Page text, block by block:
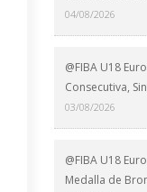
04/08/2026
@FIBA U18
Consecutiva,
03/08/2026
@FIBA U18
Medalla de